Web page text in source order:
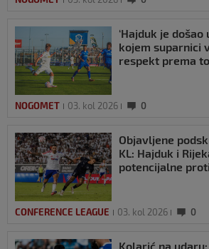
‘Hajduk je
kojem suparnici
respekt prema
NOGOMET 03. kol 2026 0
Objavljene
KL: Hajduk i
potencijalne
CONFERENCE LEAGUE 03. kol 2026 0
Kolarić na